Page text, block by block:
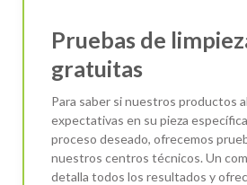
Pruebas de
gratuitas
Para saber si nuestros productos
expectativas en su pieza
proceso deseado, ofrecemos
nuestros centros técnicos. Un
detalla todos los resultados y